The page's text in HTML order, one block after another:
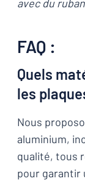
avec du
FAQ :
Quels
les
Nous
aluminium,
qualité, tous
pour garantir